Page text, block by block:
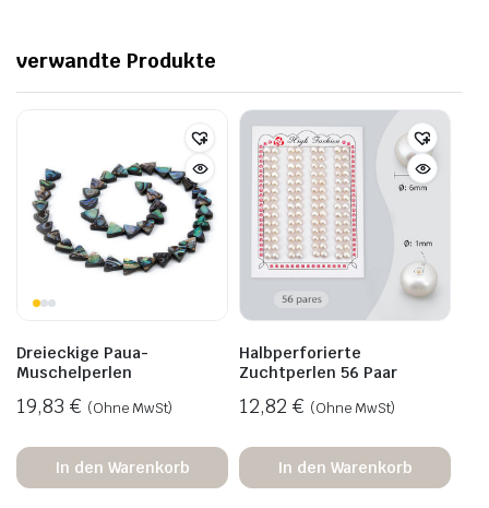
verwandte Produkte
Dreieckige Paua-
Muschelperlen
19,83 € (Ohne MwSt)
In den Warenkorb
Halbperforierte
Zuchtperlen 56 Paar
12,82 € (Ohne MwSt)
In den Warenkorb